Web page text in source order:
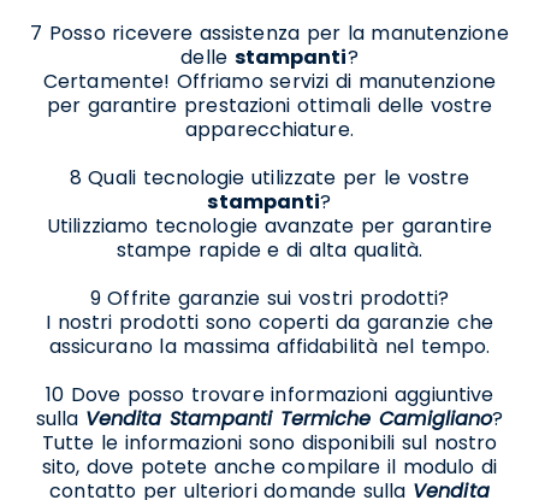
7 Posso ricevere assistenza per la manutenzione
delle stampanti?
Certamente! Offriamo servizi di manutenzione
per garantire prestazioni ottimali delle vostre
apparecchiature.
8 Quali tecnologie utilizzate per le vostre
stampanti?
Utilizziamo tecnologie avanzate per garantire
stampe rapide e di alta qualità.
9 Offrite garanzie sui vostri prodotti?
I nostri prodotti sono coperti da garanzie che
assicurano la massima affidabilità nel tempo.
10 Dove posso trovare informazioni aggiuntive
sulla Vendita Stampanti Termiche Camigliano?
Tutte le informazioni sono disponibili sul nostro
sito, dove potete anche compilare il modulo di
contatto per ulteriori domande sulla Vendita